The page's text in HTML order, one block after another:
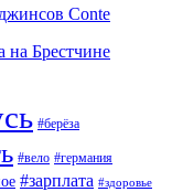
Conte
на Брестчине
#берёза
#вело #германия
#зарплата #здоровье